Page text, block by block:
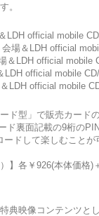
。
official mobile
場＆LDH official
LDH official mobile
official mobile
LDH official mobile
ド型」で販売カード
ド裏面記載の9桁の
ドして楽しむことが
】各￥926(本体価格)
映像コンテンツと